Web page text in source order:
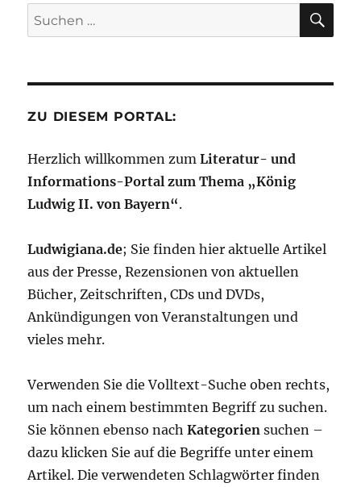
Suchen
nach:
ZU DIESEM PORTAL:
Herzlich willkommen zumLiteratur- und
Informations-Portal zum Thema „König
Ludwig II. von Bayern“.
Ludwigiana.de; Sie finden hier aktuelle Artikel
aus der Presse, Rezensionen von aktuellen
Bücher, Zeitschriften, CDs und DVDs,
Ankündigungen von Veranstaltungen und
vieles mehr.
Verwenden Sie die Volltext-Suche oben rechts,
um nach einem bestimmten Begriff zu suchen.
Sie können ebenso nachKategorien suchen –
dazu klicken Sie auf die Begriffe unter einem
Artikel. Die verwendeten Schlagwörter finden